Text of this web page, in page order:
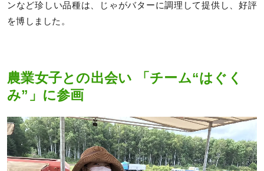
ンなど珍しい品種は、じゃがバターに調理して提供し、好評
を博しました。
農業女子との出会い 「チーム“はぐく
み”」に参画